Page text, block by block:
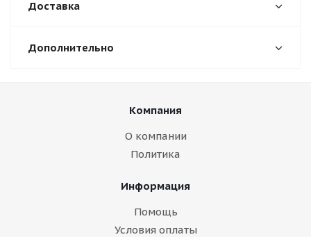
Доставка
Дополнительно
Компания
О компании
Политика
Информация
Помощь
Условия оплаты